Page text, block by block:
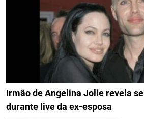
Irmão de Angelina Jolie revela
durante live da ex-esposa